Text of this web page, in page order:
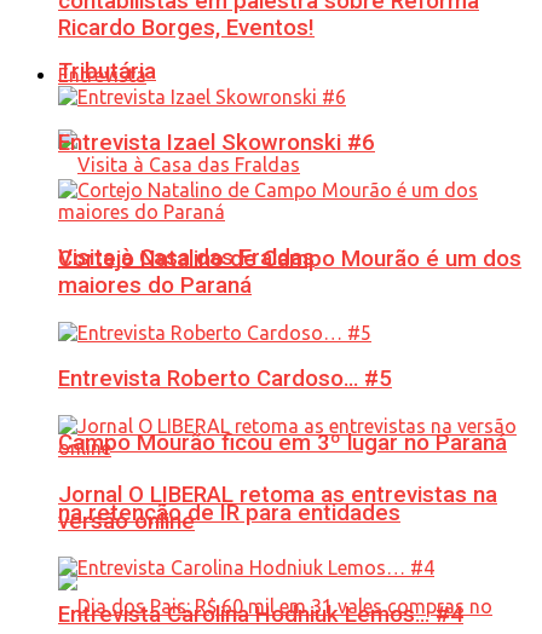
Tributária
Visita à Casa das Fraldas
Campo Mourão ficou em 3º lugar no Paraná
na retenção de IR para entidades
Ricardo Borges, Eventos!
Entrevista
Entrevista Izael Skowronski #6
Cortejo Natalino de Campo Mourão é um dos
maiores do Paraná
Entrevista Roberto Cardoso… #5
Jornal O LIBERAL retoma as entrevistas na
versão online
Entrevista Carolina Hodniuk Lemos… #4